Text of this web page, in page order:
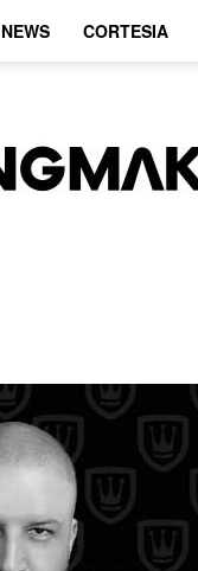
NEWS CORTESIA
de